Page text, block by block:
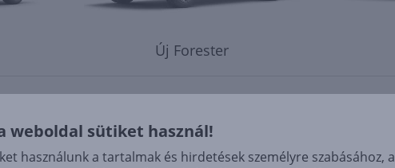
Új Forester
weboldal sütiket használ!
használunk a tartalmak és hirdetések személyre szabásához, a